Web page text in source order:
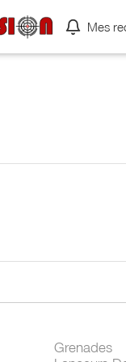
Mes
Grenades